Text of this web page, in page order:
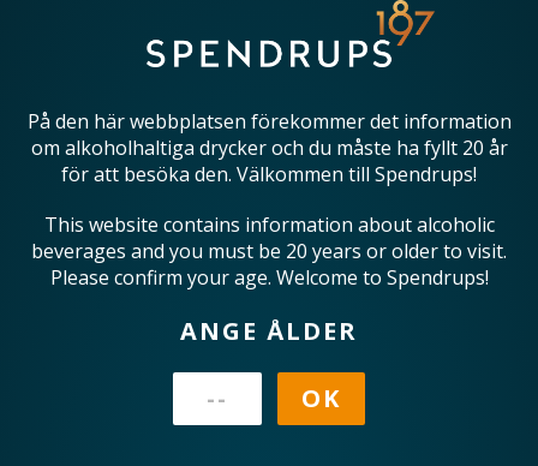
På den här webbplatsen förekommer det information
om alkoholhaltiga drycker och du måste ha fyllt 20 år
för att besöka den. Välkommen till Spendrups!
This website contains information about alcoholic
beverages and you must be 20 years or older to visit.
Please confirm your age. Welcome to Spendrups!
ANGE ÅLDER